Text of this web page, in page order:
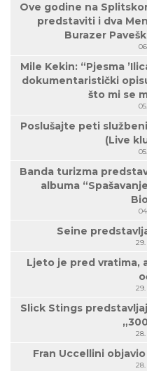
Ove godine na
predstaviti i dva
Burazer
Mile Kekin: “Pjesma
dokumentaristički
što mi se
Poslušajte peti
(Live
Banda turizma
albuma
Seine
Ljeto je pred vratima,
Slick Stings
Fran Uccellini